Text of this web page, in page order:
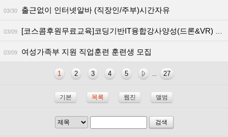
03/30 출근없이 인터넷알바 (직장인/주부)시간자유
03/09 [코스콤후원무료교육]코딩기반IT융합강사양성(드론&VR) 훈련생 모집
03/09 여성가족부 지원 직업훈련 훈련생 모집
1 2 3 4 5 27
기본 목록 웹진 앨범
검색